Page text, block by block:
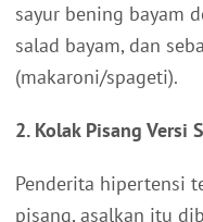
sayur bening bayam
salad bayam, dan
(makaroni/spageti).
2. Kolak Pisang Versi
Penderita hipertensi
pisang, asalkan itu